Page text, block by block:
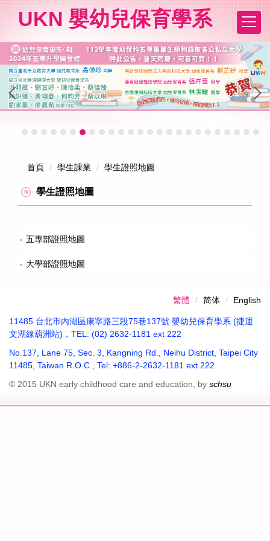
要
內
容
區
UKN 嬰幼兒保育學系
首頁 學生課業 學生證照地圖
學生證照地圖
五專部證照地圖
大學部證照地圖
繁體 简体 English
11485 台北市內湖區康寧路三段75巷137號 嬰幼兒保育學系 (捷運
文湖線葫洲站)，TEL: (02) 2632-1181 ext 222
No.137, Lane 75, Sec. 3, Kangning Rd., Neihu District, Taipei City
11485, Taiwan R.O.C., Tel: +886-2-2632-1181 ext 222
© 2015 UKN early childhood care and education, by schsu